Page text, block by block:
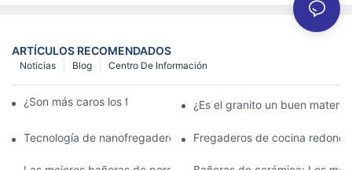
ARTÍCULOS RECOMENDADOS
Centro De Información
Blog
Noticias
¿Son más caros los fregaderos de granito?¿Es el granito un buen
Tecnología de nanofregaderos: lo que los propietarios deben
Fregaderos de cocina